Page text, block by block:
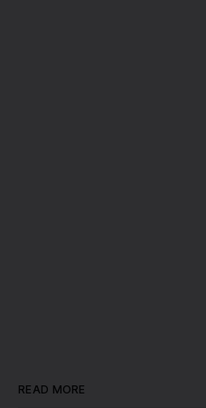
READ MORE